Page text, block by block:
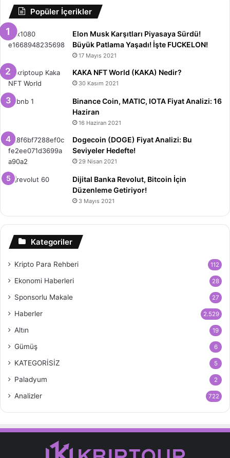
Popüler İçerikler
Elon Musk Karşıtları Piyasaya Sürdü!
Büyük Patlama Yaşadı! İşte FUCKELON!
17 Mayıs 2021
KAKA NFT World (KAKA) Nedir?
30 Kasım 2021
Binance Coin, MATIC, IOTA Fiyat Analizi: 16
Haziran
16 Haziran 2021
Dogecoin (DOGE) Fiyat Analizi: Bu
Seviyeler Hedefte!
29 Nisan 2021
Dijital Banka Revolut, Bitcoin İçin
Düzenleme Getiriyor!
3 Mayıs 2021
Kategoriler
Kripto Para Rehberi 112
Ekonomi Haberleri 28
Sponsorlu Makale 27
Haberler 2.529
Altın 19
Gümüş 6
KATEGORİSİZ 5
Paladyum 2
Analizler 722